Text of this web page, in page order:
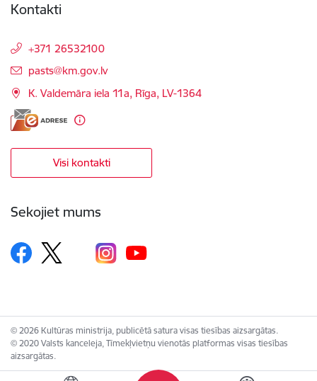
Kontakti
+371 26532100
E-pasts:
pasts@km.gov.lv
K. Valdemāra iela 11a, Rīga, LV-1364
Visi kontakti
Sekojiet mums
© 2026 Kultūras ministrija, publicētā satura visas tiesības aizsargātas.
© 2020 Valsts kanceleja, Tīmekļvietņu vienotās platformas visas tiesības
aizsargātas.